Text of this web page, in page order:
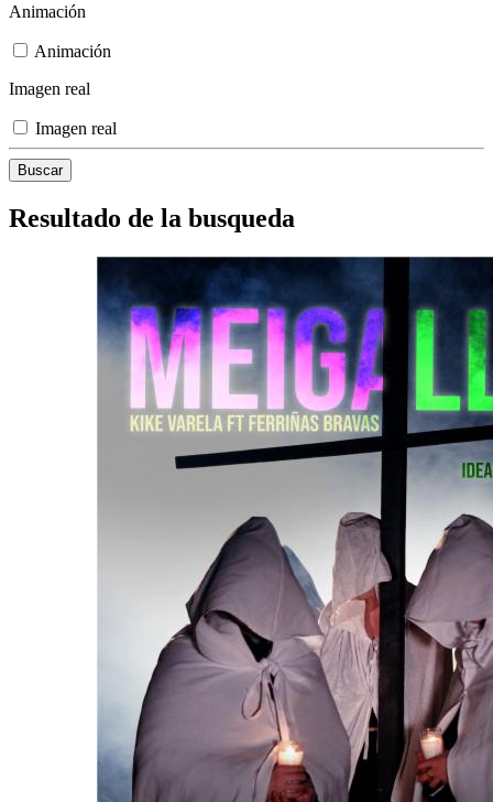
Animación
Animación
Imagen real
Imagen real
Resultado de la busqueda